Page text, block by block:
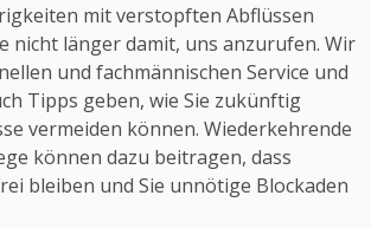
mit verstopften Abflüssen
nicht länger damit, uns anzurufen. Wir
und fachmännischen Service und
Tipps geben, wie Sie zukünftig
vermeiden können. Wiederkehrende
können dazu beitragen, dass
bleiben und Sie unnötige Blockaden